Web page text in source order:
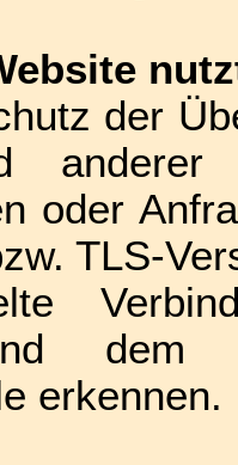
der
anderer
oder
TLS-
dem
erkennen.